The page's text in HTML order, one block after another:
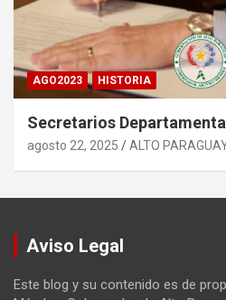
AGO2023 HISTORIA
Secretarios
agosto 22, 2025 ALTO
Aviso Legal
Este blog y su contenido es de